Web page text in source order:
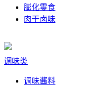
膨化零食
肉干卤味
调味类
调味酱料